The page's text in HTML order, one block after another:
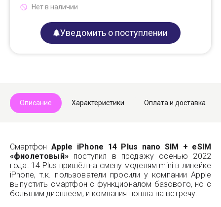
Нет в наличии
Уведомить о поступлении
Описание Характеристики Оплата и доставка
Смартфон Apple iPhone 14 Plus nano SIM + eSIM
«фиолетовый»поступил в продажу осенью 2022
года. 14 Plus пришёл на смену моделям mini в линейке
iPhone, т.к. пользователи просили у компании Apple
выпустить смартфон с функционалом базового, но с
большим дисплеем, и компания пошла на встречу.